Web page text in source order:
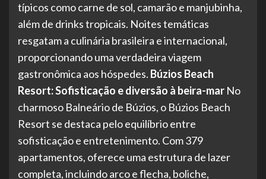
típicos como carne de sol, camarão e manjubinha,
além de drinks tropicais. Noites temáticas
resgatam a culinária brasileira e internacional,
proporcionando uma verdadeira viagem
gastronômica aos hóspedes. Búzios Beach
Resort: Sofisticação e diversão à beira-mar No
charmoso Balneário de Búzios, o Búzios Beach
Resort se destaca pelo equilíbrio entre
sofisticação e entretenimento. Com 379
apartamentos, oferece uma estrutura de lazer
completa, incluindo arco e flecha, boliche,